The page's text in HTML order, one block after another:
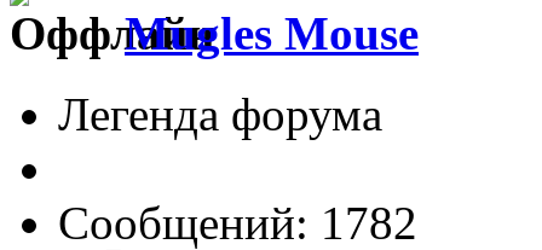
Mugles Mouse
Легенда форума
Сообщений: 1782